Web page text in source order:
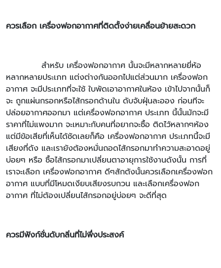
ควรเลือก เครื่องฟอกอากาศที่ติดตั้งง่ายเคลื่อนย้ายสะดวก
สำหรับ เครื่องฟอกอากาศ นั้นจะมีหลากหลายยี่ห้อ
หลากหลายประเภท แต่งต่างกันออกไปแต่ส่วนมาก เครื่องฟอก
อากาศ จะมีประเภทที่จะใช้ ใบพัดเอาอากาศในห้อง เข้าไปจากนั้นก็
จะ ถูกแผ่นกรอกหรือไส้กรอกด้านใน ดับจับฝุ่นละออง ก่อนทีจะ
ปล่อยอากาศออกมา แต่เครื่องฟอกอากาศ ประเภท นี้นั้นมักจะมี
ราคาที่ไม่แพงมาก จะเหมาะกับคนที่อยากจะซื้อ ติดไว้หลากๆห้อง
แต่มีข้อเสียที่เห็นได้ชัดเลยก็คือ เครื่องฟอกอากาศ ประเภทนี้จะมี
เสียงที่ดัง และเรายังต้องหมั่นถอดไส้กรอกมาทำความสะอาดอยู่
บ่อยๆ หรือ ซื้อไส้กรอกมาเปลี่ยนตาอายุการใช้งานดังนั้น การที่
เราจะเลือก เครื่องฟอกอากาศ ดีๆสักตังนั้นควรเลือกเครื่องฟอก
อากาศ แบบที่มีโหมดเงียบเสียงรบกวน และเลือกเครื่องฟอก
อากาศ ที่ไม่ต้องเปลี่ยนไส้กรอกอยู่บ่อยๆ จะดีที่สุด
ควรมีฟังก์ชั่นดับกลิ่นที่ไม่พึ่งประสงค์